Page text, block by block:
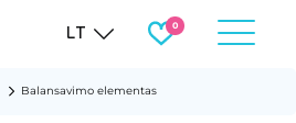
LT
Balansavimo elementas